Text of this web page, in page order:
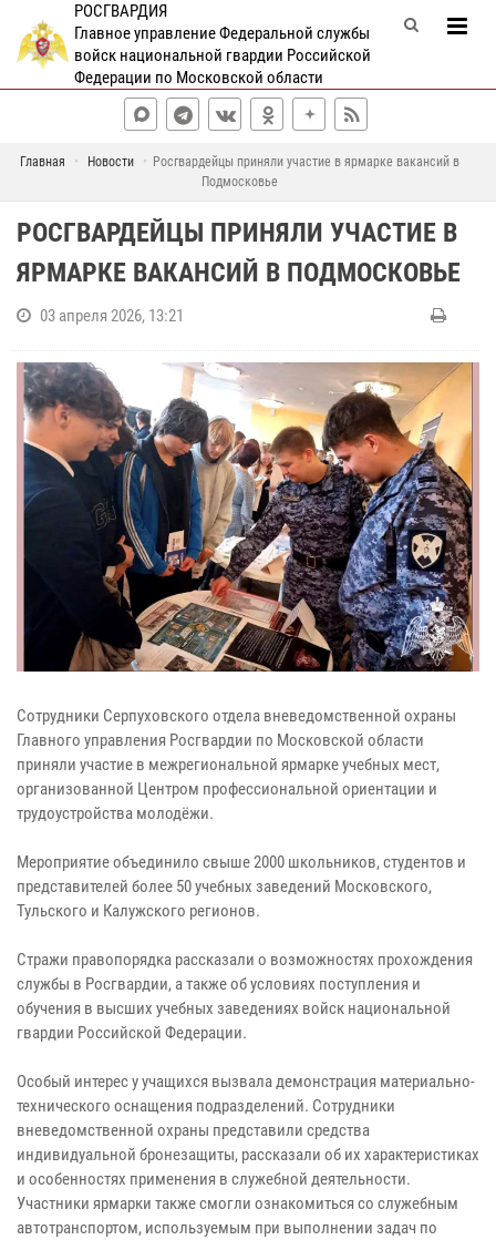
РОСГВАРДИЯ
Главное управление Федеральной службы
войск национальной гвардии Российской
Федерации по Московской области
Главная Новости
Росгвардейцы приняли участие в ярмарке вакансий в
Подмосковье
РОСГВАРДЕЙЦЫ ПРИНЯЛИ УЧАСТИЕ В
ЯРМАРКЕ ВАКАНСИЙ В ПОДМОСКОВЬЕ
03 апреля 2026, 13:21
Сотрудники Серпуховского отдела вневедомственной охраны
Главного управления Росгвардии по Московской области
приняли участие в межрегиональной ярмарке учебных мест,
организованной Центром профессиональной ориентации и
трудоустройства молодёжи.
Мероприятие объединило свыше 2000 школьников, студентов и
представителей более 50 учебных заведений Московского,
Тульского и Калужского регионов.
Стражи правопорядка рассказали о возможностях прохождения
службы в Росгвардии, а также об условиях поступления и
обучения в высших учебных заведениях войск национальной
гвардии Российской Федерации.
Особый интерес у учащихся вызвала демонстрация материально-
технического оснащения подразделений. Сотрудники
вневедомственной охраны представили средства
индивидуальной бронезащиты, рассказали об их характеристиках
и особенностях применения в служебной деятельности.
Участники ярмарки также смогли ознакомиться со служебным
автотранспортом, используемым при выполнении задач по